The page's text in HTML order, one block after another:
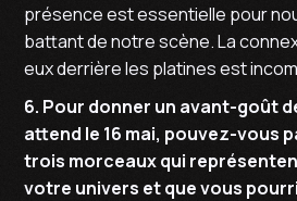
présence est essentielle pour
battant de notre scène. La
eux derrière les platines est
6. Pour donner un avant-goût
attend le 16 mai, pouvez-vous
trois morceaux qui
votre univers et que vous